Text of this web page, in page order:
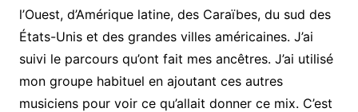
l’Ouest, d’Amérique latine, des Caraïbes, du sud des
États-Unis et des grandes villes américaines. J’ai
suivi le parcours qu’ont fait mes ancêtres. J’ai utilisé
mon groupe habituel en ajoutant ces autres
musiciens pour voir ce qu’allait donner ce mix. C’est